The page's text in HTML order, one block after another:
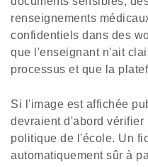
renseignements
confidentiels dans des
que l'enseignant n'ait
processus et que la
Si l'image est affichée
devraient d'abord
politique de l'école. Un
automatiquement sûr à